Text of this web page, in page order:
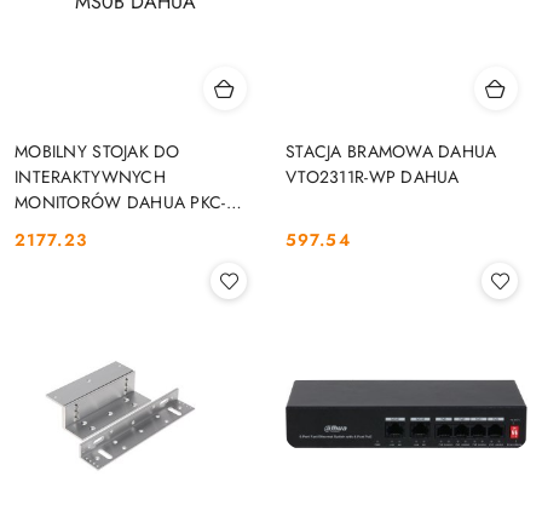
MOBILNY STOJAK DO
INTERAKTYWNYCH
MONITORÓW DAHUA PKC-
MS0B DAHUA
Cena:
2177.23
STACJA BRAMOWA DAHUA
VTO2311R-WP DAHUA
Cena:
597.54